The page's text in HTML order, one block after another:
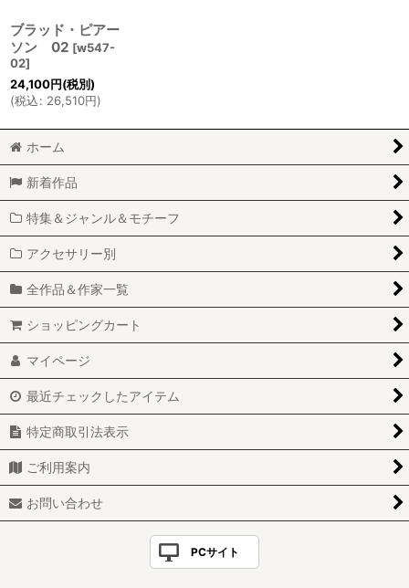
ブラッド・ピアー
ソン 02 [w547-
02]
24,100円(税別)
(税込: 26,510円)
ホーム
新着作品
特集＆ジャンル＆モチーフ
アクセサリー別
全作品＆作家一覧
ショッピングカート
マイページ
最近チェックしたアイテム
特定商取引法表示
ご利用案内
お問い合わせ
PCサイト